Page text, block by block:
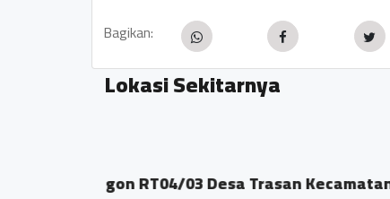
Bagikan:
Lokasi Sekitarnya
Dsn. Sengon